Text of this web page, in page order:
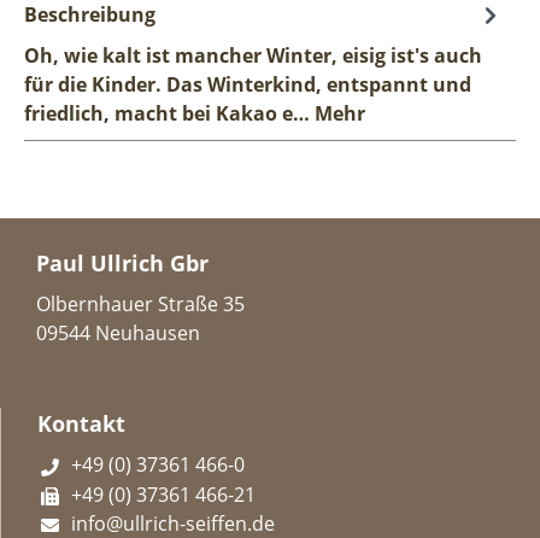
Beschreibung
Oh, wie kalt ist mancher Winter, eisig ist's auch
für die Kinder. Das Winterkind, entspannt und
friedlich, macht bei Kakao e… Mehr
Paul Ullrich Gbr
Olbernhauer Straße 35
09544 Neuhausen
Kontakt
+49 (0) 37361 466-0
+49 (0) 37361 466-21
info@ullrich-seiffen.de